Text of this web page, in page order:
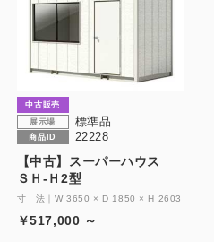
展示場用
中古販売
展示場
標準品
商品ID 22228
【中古】スーパーハウス
ＳＨ-Ｈ2型
寸 法｜W 3650 × D 1850 × H 2603
￥517,000 ～